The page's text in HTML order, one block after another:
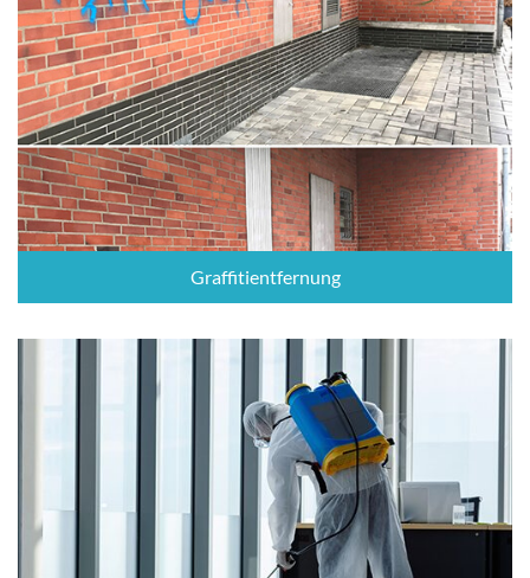
Graffitientfernung